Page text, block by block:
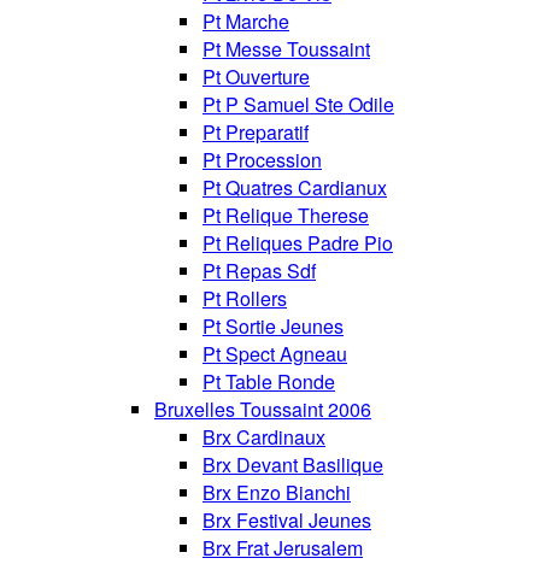
Pt Marche
Pt Messe Toussaint
Pt Ouverture
Pt P Samuel Ste Odile
Pt Preparatif
Pt Procession
Pt Quatres Cardianux
Pt Relique Therese
Pt Reliques Padre Pio
Pt Repas Sdf
Pt Rollers
Pt Sortie Jeunes
Pt Spect Agneau
Pt Table Ronde
Bruxelles Toussaint 2006
Brx Cardinaux
Brx Devant Basilique
Brx Enzo Bianchi
Brx Festival Jeunes
Brx Frat Jerusalem